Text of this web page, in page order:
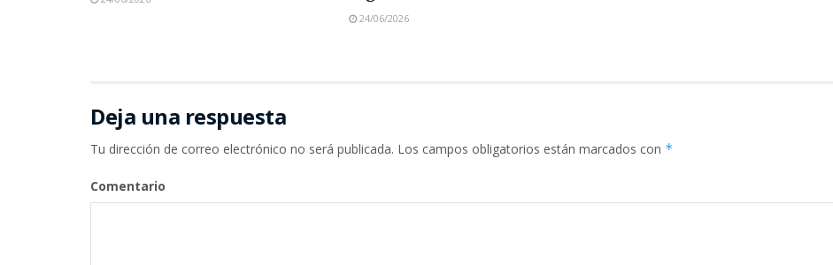
24/06/2026
Deja una respuesta
Tu dirección de correo electrónico no será publicada. Los campos obligatorios están marcados con *
Comentario